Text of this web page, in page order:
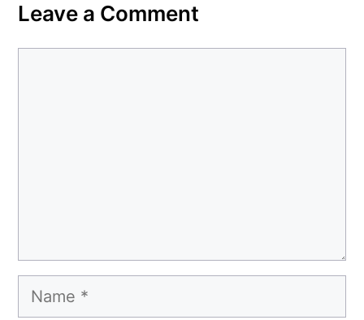
Leave a Comment
Name